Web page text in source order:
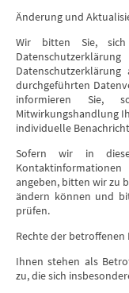
Änderung und
Wir bitten Sie,
durchgeführten
informieren Sie,
Mitwirkungshandlung
individuelle
Sofern wir in
angeben, bitten wir zu
ändern können und
prüfen.
Rechte der betroffenen
Ihnen stehen als
zu, die sich